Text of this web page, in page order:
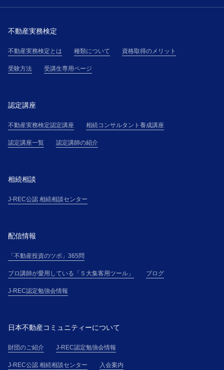
不動産実務検定
不動産実務検定とは 種類について 資格取得のメリット
受験方法 受講生専用ページ
認定講座
不動産実務検定認定講座 相続コンサルタント養成講座
認定講座一覧 認定講師の紹介
相続相談
J-REC公認 相続相談センター
配信情報
「不動産投資のツボ」365問
プロ講師が愛用している「５大集客用ツール」 ブログ
J-REC認定勉強会情報
日本不動産コミュニティーについて
財団のご紹介 J-REC認定勉強会情報
J-REC公認 相続相談センター 入会案内